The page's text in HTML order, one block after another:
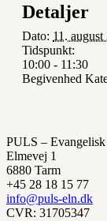
Detaljer
Dato: 11. august
Tidspunkt:
10:00 - 11:30
Begivenhed
PULS –
Elmevej 1
6880 Tarm
+45 28 18 15 77
info@puls-eln.dk
CVR: 31705347